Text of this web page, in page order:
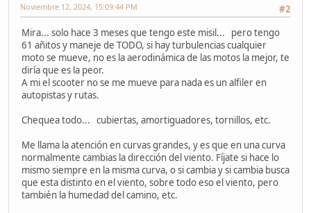
#2
Noviembre 12, 2024, 15:09:44 PM
Mira... solo hace 3 meses que tengo este misil... pero tengo
61 añitos y maneje de TODO, si hay turbulencias cualquier
moto se mueve, no es la aerodinámica de las motos la mejor, te
diría que es la peor.
A mi el scooter no se me mueve para nada es un alfiler en
autopistas y rutas.
Chequea todo... cubiertas, amortiguadores, tornillos, etc.
Me llama la atención en curvas grandes, y es que en una curva
normalmente cambias la dirección del viento. Fíjate si hace lo
mismo siempre en la misma curva, o si cambia y si cambia busca
que esta distinto en el viento, sobre todo eso el viento, pero
también la humedad del camino, etc.